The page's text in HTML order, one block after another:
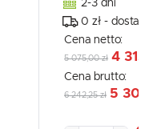
2-3 dni
0 zł -
Cena netto:
5 075,00 zł 4
Cena brutto:
6 242,25 zł 5